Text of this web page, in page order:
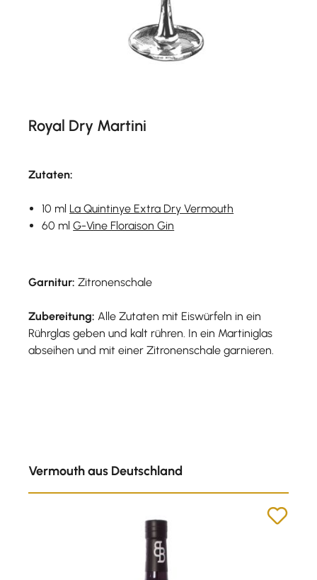
Royal Dry Martini
Zutaten:
10 ml La Quintinye Extra Dry Vermouth
60 mlG-Vine Floraison Gin
Garnitur: Zitronenschale
Zubereitung: Alle Zutaten mit Eiswürfeln in ein
Rührglas geben und kalt rühren. In ein Martiniglas
abseihen und mit einer Zitronenschale garnieren.
Vermouth aus Deutschland